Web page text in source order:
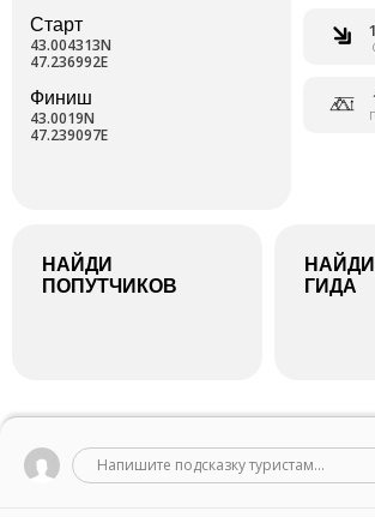
Старт
43.004313N
47.236992E
Финиш
43.0019N
47.239097E
НАЙДИ
ПОПУТЧИКОВ
ГИДА
Напишите подсказку туристам...